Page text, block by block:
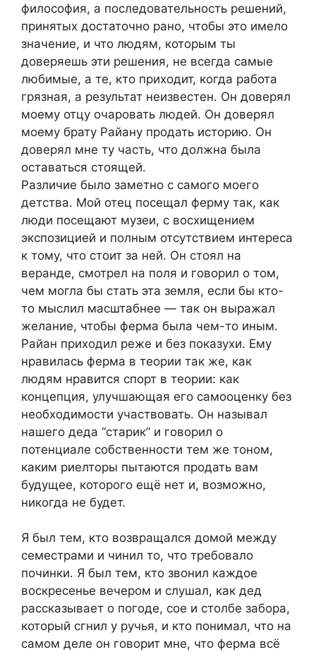
философия, а последовательность решений,
принятых достаточно рано, чтобы это имело
значение, и что людям, которым ты
доверяешь эти решения, не всегда самые
любимые, а те, кто приходит, когда работа
грязная, а результат неизвестен. Он доверял
моему отцу очаровать людей. Он доверял
моему брату Райану продать историю. Он
доверял мне ту часть, что должна была
оставаться стоящей.
Различие было заметно с самого моего
детства. Мой отец посещал ферму так, как
люди посещают музеи, с восхищением
экспозицией и полным отсутствием интереса
к тому, что стоит за ней. Он стоял на
веранде, смотрел на поля и говорил о том,
чем могла бы стать эта земля, если бы кто-
то мыслил масштабнее — так он выражал
желание, чтобы ферма была чем-то иным.
Райан приходил реже и без показухи. Ему
нравилась ферма в теории так же, как
людям нравится спорт в теории: как
концепция, улучшающая его самооценку без
необходимости участвовать. Он называл
нашего деда “старик” и говорил о
потенциале собственности тем же тоном,
каким риелторы пытаются продать вам
будущее, которого ещё нет и, возможно,
никогда не будет.
Я был тем, кто возвращался домой между
семестрами и чинил то, что требовало
починки. Я был тем, кто звонил каждое
воскресенье вечером и слушал, как дед
рассказывает о погоде, сое и столбе забора,
который сгнил у ручья, и кто понимал, что на
самом деле он говорит мне, что ферма всё